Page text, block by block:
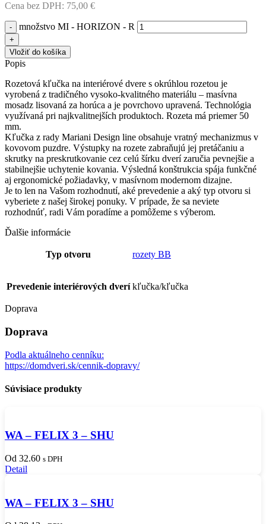
Cena bez DPH: 75,00 €
množstvo MI - HORIZON - R
Vložiť do košíka
Popis
Rozetová kľučka na interiérové dvere s okrúhlou rozetou je
vyrobená z tradičného vysoko-kvalitného materiálu – masívna
mosadz lisovaná za horúca a je povrchovo upravená. Technológia
využívaná pri najkvalitnejších produktoch. Rozeta má priemer 50
mm.
Kľučka z rady Mariani Design line obsahuje vratný mechanizmus v
kovovom puzdre. Výstupky na rozete zabraňujú jej pretáčaniu a
skrutky na preskrutkovanie cez celú šírku dverí zaručia pevnejšie a
stabilnejšie uchytenie kovania. Výsledná konštrukcia spája funkčné
aj ergonomické požiadavky, v masívnom modernom dizajne.
Je to len na Vašom rozhodnutí, aké prevedenie a aký typ otvoru si
vyberiete z našej širokej ponuky. V prípade, že sa neviete
rozhodnúť, radi Vám poradíme a pomôžeme s výberom.
Ďalšie informácie
Typ otvoru rozety BB
Prevedenie interiérových dverí kľučka/kľučka
Doprava
Doprava
Podla aktuálneho cenníku:
https://domdveri.sk/cennik-dopravy/
Súvisiace produkty
WA – FELIX 3 – SHU
Od 32.60 s DPH
Detail
WA – FELIX 3 – SHU